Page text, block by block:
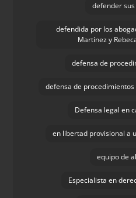
defender
defendida por los
Martínez y
defensa de
defensa de
Defensa legal en
en libertad provisional a
equipo de
Especialista en